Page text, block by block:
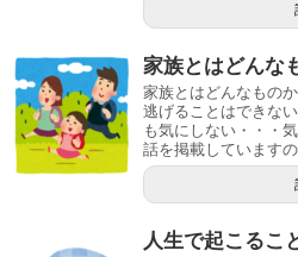
家族とはどんな
家族とはどんなもの
逃げることはできな
も気にしない・・・
話を掲載しています
人生で起こるこ